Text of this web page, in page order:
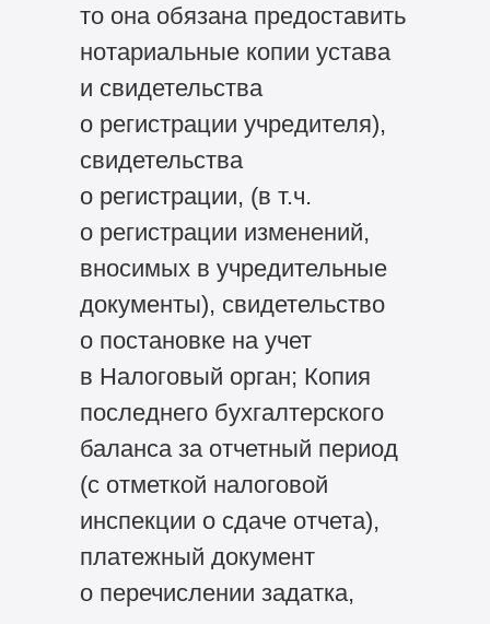
то она обязана предоставить
нотариальные копии устава
и свидетельства
о регистрации учредителя),
свидетельства
о регистрации, (в т.ч.
о регистрации изменений,
вносимых в учредительные
документы), свидетельство
о постановке на учет
в Налоговый орган; Копия
последнего бухгалтерского
баланса за отчетный период
(с отметкой налоговой
инспекции о сдаче отчета),
платежный документ
о перечислении задатка,